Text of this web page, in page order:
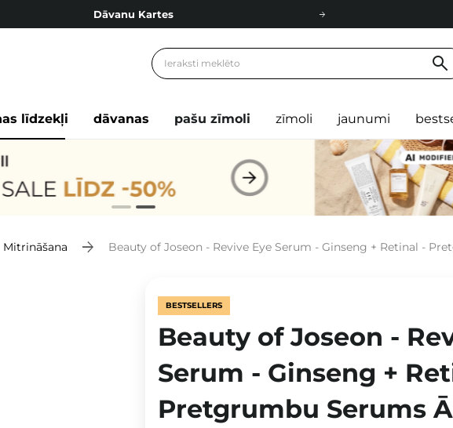
Dāvanu Kartes
Bezmaskas piegāde no 49,00 €
līdzekļi dāvanas pašu zīmoli zīmoli jaunumi
Mitrināšana Beauty of Joseon - Revive Eye Serum - Ginseng + Retinal -
BESTSELLERS
Beauty of Joseon -
Serum - Ginseng +
Pretgrumbu Serums